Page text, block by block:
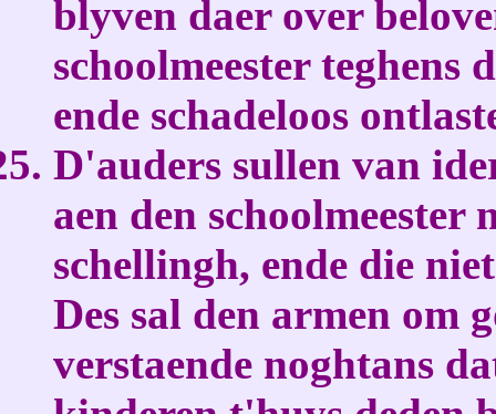
blyven daer over
schoolmeester teghens
ende schadeloos
D'auders sullen van
aen den schoolmeester
schellingh, ende die
Des sal den armen om
verstaende noghtans